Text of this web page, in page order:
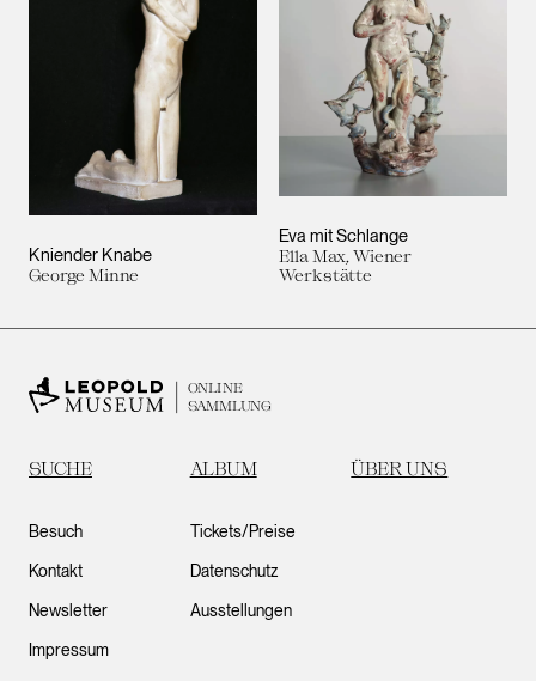
Kniender Knabe
George Minne
Eva mit Schlange
Ella Max, Wiener
Werkstätte
ONLINE
SAMMLUNG
SUCHE ALBUM ÜBER UNS
Besuch
Kontakt
Newsletter
Impressum
Tickets/Preise
Datenschutz
Ausstellungen